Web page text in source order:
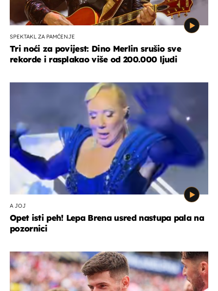
SPEKTAKL ZA PAMĆENJE
Tri noći za povijest: Dino Merlin srušio sve
rekorde i rasplakao više od 200.000 ljudi
A JOJ
Opet isti peh! Lepa Brena usred nastupa pala na
pozornici